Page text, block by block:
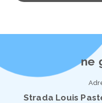
ne
Strada Louis